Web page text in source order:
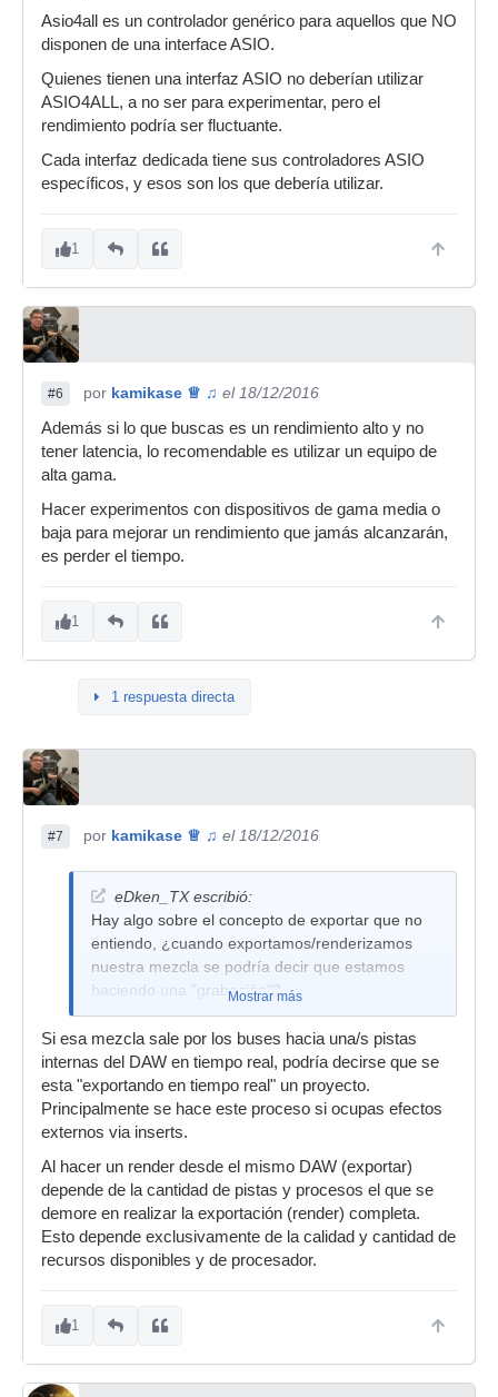
Asio4all es un controlador genérico para aquellos que NO
disponen de una interface ASIO.
Quienes tienen una interfaz ASIO no deberían utilizar
ASIO4ALL, a no ser para experimentar, pero el
rendimiento podría ser fluctuante.
Cada interfaz dedicada tiene sus controladores ASIO
específicos, y esos son los que debería utilizar.
1
#6 por kamikase ♕ ♫ el 18/12/2016
Además si lo que buscas es un rendimiento alto y no
tener latencia, lo recomendable es utilizar un equipo de
alta gama.
Hacer experimentos con dispositivos de gama media o
baja para mejorar un rendimiento que jamás alcanzarán,
es perder el tiempo.
1
1 respuesta directa
#7 por kamikase ♕ ♫ el 18/12/2016
eDken_TX escribió:
Hay algo sobre el concepto de exportar que no
entiendo, ¿cuando exportamos/renderizamos
nuestra mezcla se podría decir que estamos
haciendo una "grabación"?
Mostrar más
Si esa mezcla sale por los buses hacia una/s pistas
internas del DAW en tiempo real, podría decirse que se
esta "exportando en tiempo real" un proyecto.
Principalmente se hace este proceso si ocupas efectos
externos via inserts.
Al hacer un render desde el mismo DAW (exportar)
depende de la cantidad de pistas y procesos el que se
demore en realizar la exportación (render) completa.
Esto depende exclusivamente de la calidad y cantidad de
recursos disponibles y de procesador.
1